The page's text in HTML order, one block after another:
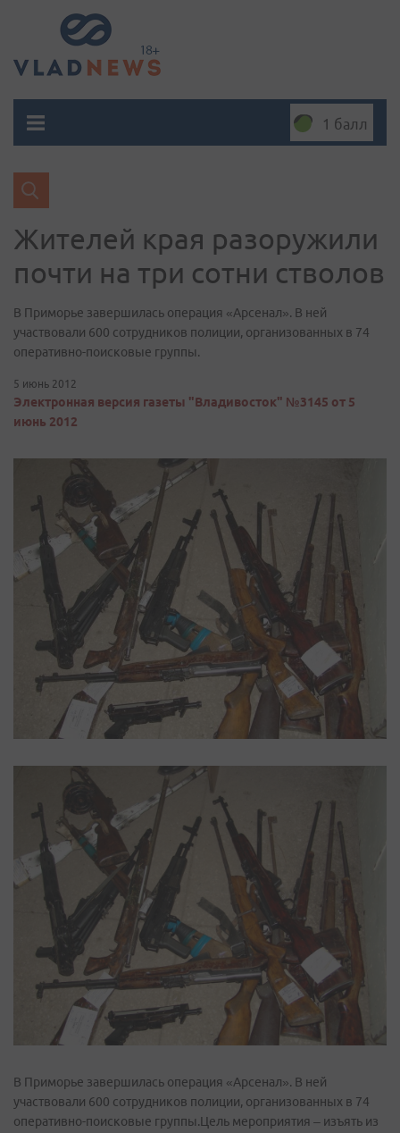
1 балл
Жителей края разоружили
почти на три сотни стволов
В Приморье завершилась операция «Арсенал». В ней
участвовали 600 сотрудников полиции, организованных в 74
оперативно-поисковые группы.
5 июнь 2012
Электронная версия газеты "Владивосток" №3145 от 5
июнь 2012
В Приморье завершилась операция «Арсенал». В ней
участвовали 600 сотрудников полиции, организованных в 74
оперативно-поисковые группы.Цель мероприятия – изъять из